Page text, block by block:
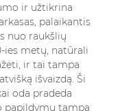
ir užtikrina
palaikantis
nuo raukšlių
ies metų, natūrali
ir tai tampa
išvaizdą. Ši
oda pradeda
papildymu tampa